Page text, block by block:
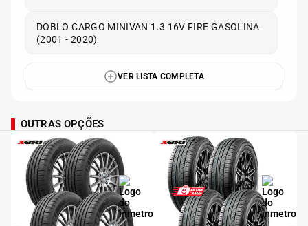
DOBLO CARGO MINIVAN 1.3 16V FIRE GASOLINA
(2001 - 2020)
VER LISTA COMPLETA
OUTRAS OPÇÕES